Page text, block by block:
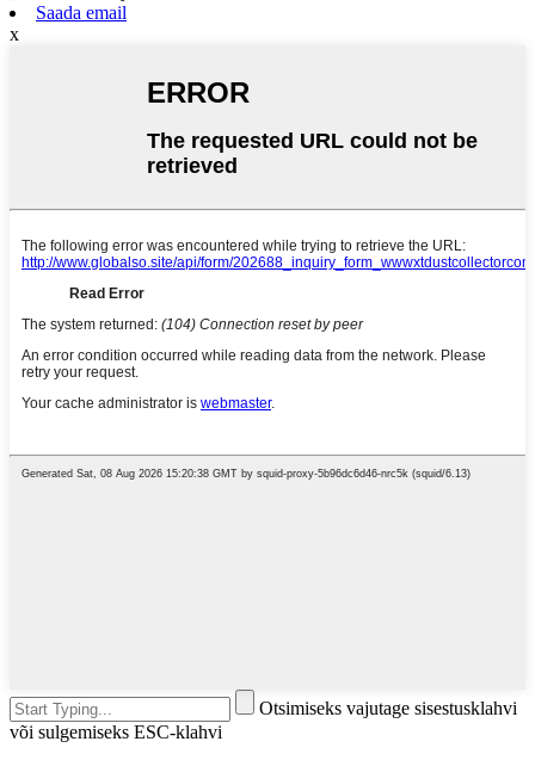
Saada email
x
Otsimiseks vajutage sisestusklahvi
või sulgemiseks ESC-klahvi